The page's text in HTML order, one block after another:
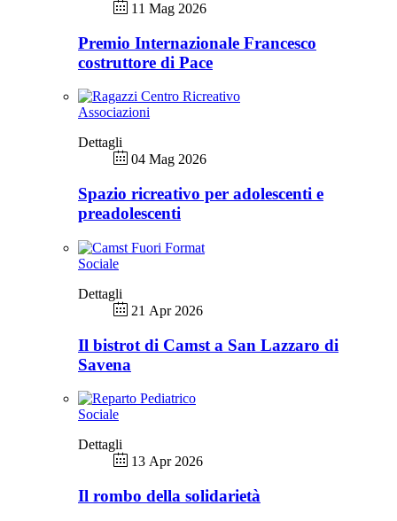
11 Mag 2026
Premio Internazionale Francesco
costruttore di Pace
Associazioni
Dettagli
04 Mag 2026
Spazio ricreativo per adolescenti e
preadolescenti
Sociale
Dettagli
21 Apr 2026
Il bistrot di Camst a San Lazzaro di
Savena
Sociale
Dettagli
13 Apr 2026
Il rombo della solidarietà